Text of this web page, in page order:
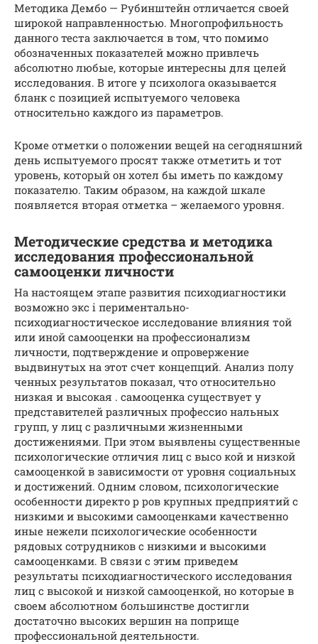
Методика Дембо — Рубинштейн отличается своей
широкой направленностью. Многопрофильность
данного теста заключается в том, что помимо
обозначенных показателей можно привлечь
абсолютно любые, которые интересны для целей
исследования. В итоге у психолога оказывается
бланк с позицией испытуемого человека
относительно каждого из параметров.
Кроме отметки о положении вещей на сегодняшний
день испытуемого просят также отметить и тот
уровень, который он хотел бы иметь по каждому
показателю. Таким образом, на каждой шкале
появляется вторая отметка – желаемого уровня.
Методические средства и методика
исследования профессиональной
самооценки личности
На настоящем этапе развития психодиагностики
возможно экс і периментально-
психодиагностическое исследование влияния той
или иной самооценки на профессионализм
личности, подтверждение и опровержение
выдвинутых на этот счет концепций. Анализ полу
ченных результатов показал, что относительно
низкая и высокая . самооценка существует у
представителей различных профессио нальных
групп, у лиц с различными жизненными
достижениями. При этом выявлены существенные
психологические отличия лиц с высо кой и низкой
самооценкой в зависимости от уровня социальных
и достижений. Одним словом, психологические
особенности директо р ров крупных предприятий с
низкими и высокими самооценками качественно
иные нежели психологические особенности
рядовых сотрудников с низкими и высокими
самооценками. В связи с этим приведем
результаты психодиагностического исследования
лиц с высокой и низкой самооценкой, но которые в
своем абсолютном большинстве достигли
достаточно высоких вершин на поприще
профессиональной деятельности.